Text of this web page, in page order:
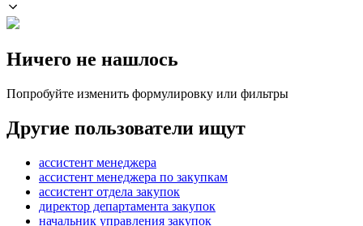
Ничего не нашлось
Попробуйте изменить формулировку или фильтры
Другие пользователи ищут
ассистент менеджера
ассистент менеджера по закупкам
ассистент отдела закупок
директор департамента закупок
начальник управления закупок